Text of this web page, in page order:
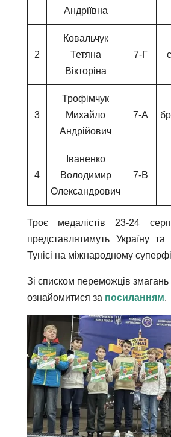
Андріївна
2
Ковальчук
Тетяна
Вікторіна
7-Г
3
Трофімчук
Михайло
Андрійович
7-А
4
Іваненко
Володимир
Олександрович
7-В
Троє медалістів 23-24
представлятимуть
Тунісі на міжнародному
Зі списком переможців
ознайомитися за посиланням.